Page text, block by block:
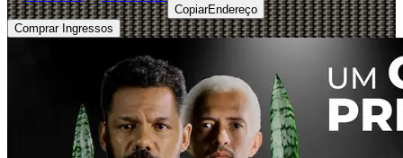
CopiarEndereço
Comprar Ingressos